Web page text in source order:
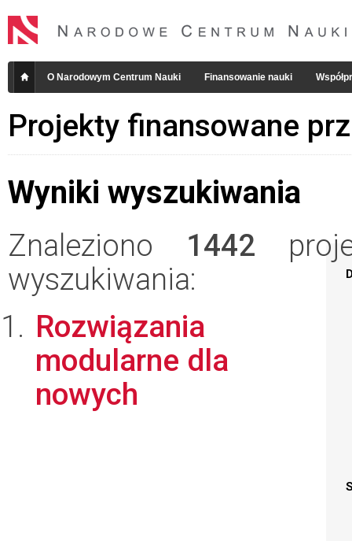
O Narodowym Centrum Nauki Finansowanie nauki
Projekty finansowane
Wyniki wyszukiwania
Znaleziono 1442
wyszukiwania:
Rozwiązania
modularne dla
nowych